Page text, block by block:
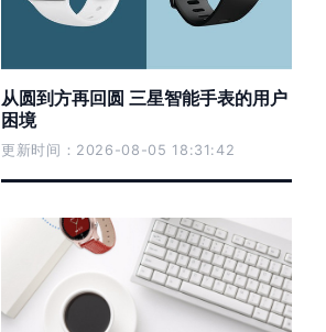
从圆到方再回圆 三星智能手表的用户
困境
更新时间：2026-08-05 18:31:42